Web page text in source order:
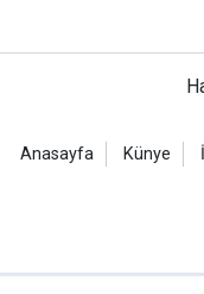
Anasayfa Künye